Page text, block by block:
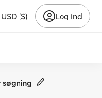
USD ($) Log ind
søgning